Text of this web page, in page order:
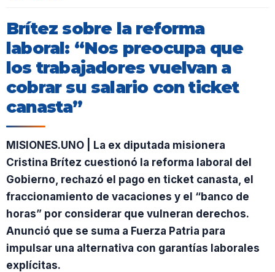
Brítez sobre la reforma
laboral: “Nos preocupa que
los trabajadores vuelvan a
cobrar su salario con ticket
canasta”
MISIONES.UNO | La ex diputada misionera
Cristina Brítez cuestionó la reforma laboral del
Gobierno, rechazó el pago en ticket canasta, el
fraccionamiento de vacaciones y el “banco de
horas” por considerar que vulneran derechos.
Anunció que se suma a Fuerza Patria para
impulsar una alternativa con garantías laborales
explícitas.